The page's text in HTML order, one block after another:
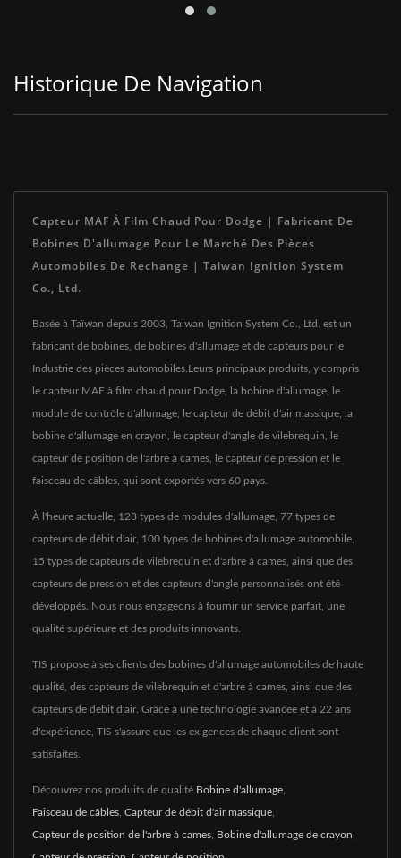
Historique De Navigation
Capteur MAF À Film Chaud Pour Dodge | Fabricant De
Bobines D'allumage Pour Le Marché Des Pièces
Automobiles De Rechange | Taiwan Ignition System
Co., Ltd.
Basée à Taïwan depuis 2003, Taiwan Ignition System Co., Ltd. est un
fabricant de bobines, de bobines d'allumage et de capteurs pour le
Industrie des pièces automobiles.Leurs principaux produits, y compris
le capteur MAF à film chaud pour Dodge, la bobine d'allumage, le
module de contrôle d'allumage, le capteur de débit d'air massique, la
bobine d'allumage en crayon, le capteur d'angle de vilebrequin, le
capteur de position de l'arbre à cames, le capteur de pression et le
faisceau de câbles, qui sont exportés vers 60 pays.
À l'heure actuelle, 128 types de modules d'allumage, 77 types de
capteurs de débit d'air, 100 types de bobines d'allumage automobile,
15 types de capteurs de vilebrequin et d'arbre à cames, ainsi que des
capteurs de pression et des capteurs d'angle personnalisés ont été
développés. Nous nous engageons à fournir un service parfait, une
qualité supérieure et des produits innovants.
TIS propose à ses clients des bobines d'allumage automobiles de haute
qualité, des capteurs de vilebrequin et d'arbre à cames, ainsi que des
capteurs de débit d'air. Grâce à une technologie avancée et à 22 ans
d'expérience, TIS s'assure que les exigences de chaque client sont
satisfaites.
Découvrez nos produits de qualité Bobine d'allumage
Faisceau de câbles Capteur de débit d'air massique
Capteur de position de l'arbre à cames Bobine d'allumage de crayon